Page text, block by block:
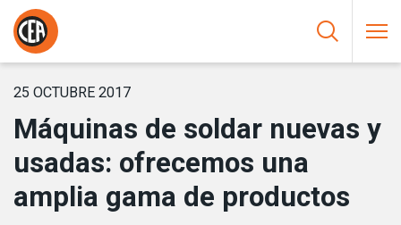
Saltar al contenido
HOME/
OFRECEMOS UNA AMPLIA GAMA DE PRODUCTOS
25 OCTUBRE 2017
Máquinas de soldar nuevas y
usadas: ofrecemos una
amplia gama de productos